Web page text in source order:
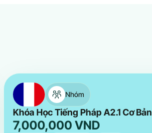
Nhóm
Khóa Học Tiếng Pháp A2.1 Cơ Bản
7,000,000 VND